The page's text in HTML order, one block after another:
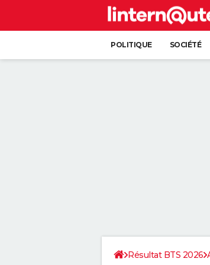
POLITIQUE SOCIÉTÉ
Résultat BTS 2026